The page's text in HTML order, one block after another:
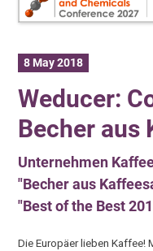
8 May 2018
Weducer:
Becher aus
Unternehmen
"Becher aus
"Best of the Best
Die Europäer lieben